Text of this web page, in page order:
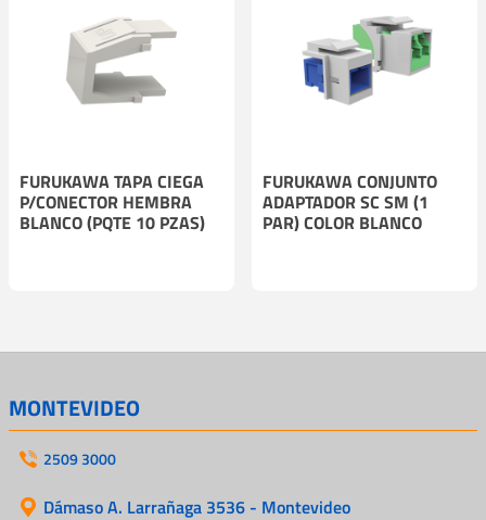
FURUKAWA TAPA CIEGA
P/CONECTOR HEMBRA
BLANCO (PQTE 10 PZAS)
FURUKAWA CONJUNTO
ADAPTADOR SC SM (1
PAR) COLOR BLANCO
MONTEVIDEO
2509 3000
Dámaso A. Larrañaga 3536 - Montevideo